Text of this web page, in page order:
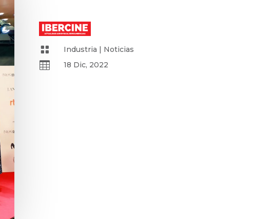
 Industria | Noticias
 18 Dic, 2022